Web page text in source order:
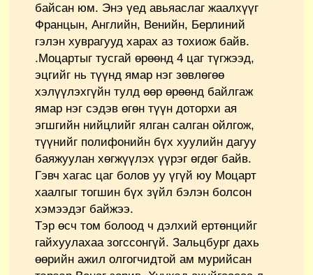
байсан юм. Энэ үед авьяаслаг жаалхүүг
Францын, Английн, Венийн, Берлиний
гэлэн хуврагууд харах аз тохиож байв.
.Моцартыг тусгай өрөөнд 4 цаг түгжээд,
эцгийг нь түүнд ямар нэг зөвлөгөө
хэлүүлэхгүйн тулд өөр өрөөнд байлгаж
ямар нэг сэдэв өгөн түүн доторхи ая
эгшгийн нийцлийг ялган салган ойлгож,
түүнийг полифонийн бүх хуулийн дагуу
баяжуулан хөгжүүлэх үүрэг өгдөг байв.
Гэвч хагас цаг болов уу үгүй юу Моцарт
хаалгыг тогшин бүх зүйл бэлэн болсон
хэмээдэг байжээ.
Тэр өсч том болоод ч дэлхий ертөнцийг
гайхуулахаа зогссонгүй. Зальцбург дахь
өөрийн ажил олгогчидтой ам мурийсан